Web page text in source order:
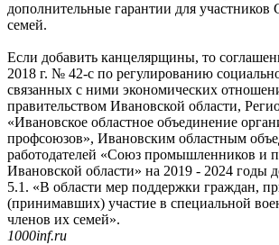
дополнительные гарантии для
семей.
Если добавить канцелярщины, то
2018 г. № 42-с по регулированию
связанных с ними экономических
правительством Ивановской области,
«Ивановское областное объединение
профсоюзов», Ивановским областным
работодателей «Союз промышленников и
Ивановской области» на 2019 - 2024 годы
5.1. «В области мер поддержки граждан,
(принимавших) участие в специальной
членов их семей».
1000inf.ru